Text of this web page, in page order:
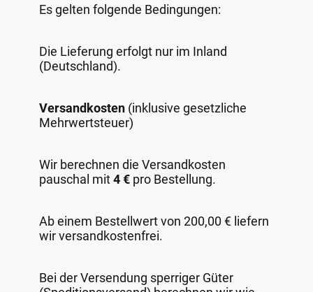
Es gelten folgende Bedingungen:
Die Lieferung erfolgt nur im Inland
(Deutschland).
Versandkosten (inklusive gesetzliche
Mehrwertsteuer)
Wir berechnen die Versandkosten
pauschal mit4 € pro Bestellung.
Ab einem Bestellwert von 200,00 € liefern
wir versandkostenfrei.
Bei der Versendung sperriger Güter